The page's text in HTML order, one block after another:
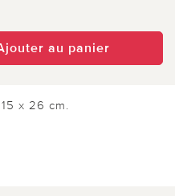
au panier
x 26 cm.